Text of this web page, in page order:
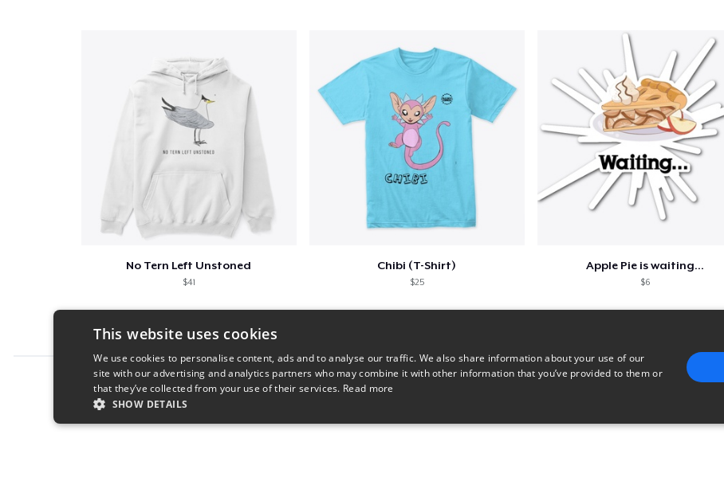
No Tern Left Unstoned
$41
Chibi (T-Shirt)
$25
Apple Pie is waiting...
$6
Report this product
This website uses cookies
We use cookies to personalise content, ads and to analyse our traffic. We also share information about your use of our
site with our advertising and analytics partners who may combine it with other information that you’ve provided to them or
that they’ve collected from your use of their services. Read more
SHOW DETAILS